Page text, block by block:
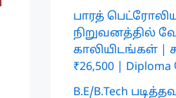
பாரத்
நிறுவனத்தில்
காலியிடங்கள் |
₹26,500 |
B.E/B.Tech